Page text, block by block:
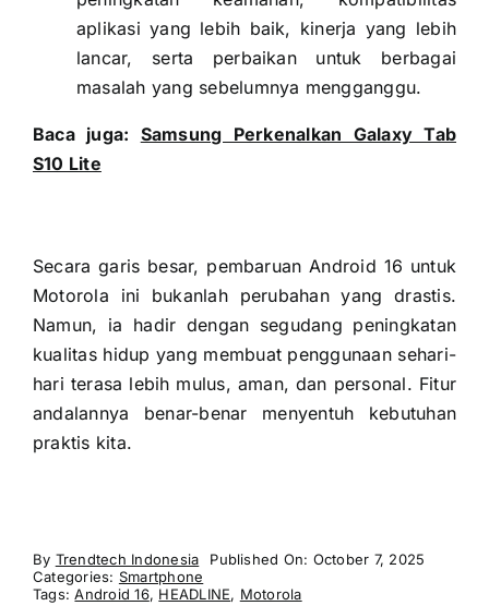
aplikasi yang lebih baik, kinerja yang lebih
lancar, serta perbaikan untuk berbagai
masalah yang sebelumnya mengganggu.
Baca juga: Samsung Perkenalkan Galaxy Tab
S10 Lite
Secara garis besar, pembaruan Android 16 untuk
Motorola ini bukanlah perubahan yang drastis.
Namun, ia hadir dengan segudang peningkatan
kualitas hidup yang membuat penggunaan sehari-
hari terasa lebih mulus, aman, dan personal. Fitur
andalannya benar-benar menyentuh kebutuhan
praktis kita.
By Trendtech Indonesia
Published On: October 7, 2025
Categories: Smartphone
Tags:Android 16, HEADLINE, Motorola